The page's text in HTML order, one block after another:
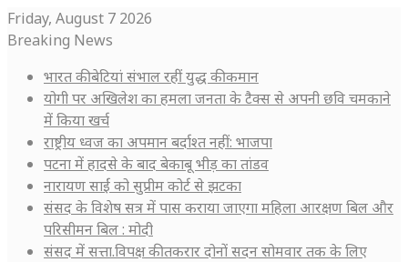
Friday, August 7 2026
Breaking News
भारत की बेटियां संभाल रहीं युद्ध की कमान
योगी पर अखिलेश का हमला जनता के टैक्स से अपनी छवि चमकाने
में किया खर्च
राष्ट्रीय ध्वज का अपमान बर्दाश्त नहीं: भाजपा
पटना में हादसे के बाद बेकाबू भीड़ का तांडव
नारायण साईं को सुप्रीम कोर्ट से झटका
संसद के विशेष सत्र में पास कराया जाएगा महिला आरक्षण बिल और
परिसीमन बिल : मोदी
संसद में सत्ता.विपक्ष की तकरार दोनों सदन सोमवार तक के लिए